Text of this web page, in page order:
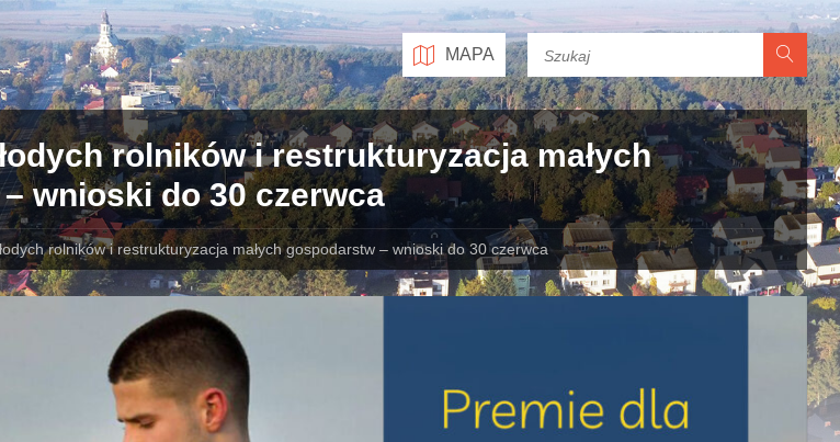
MAPA
rolników i restrukturyzacja małych
wnioski do 30 czerwca
rolników i restrukturyzacja małych gospodarstw – wnioski do 30 czerwca